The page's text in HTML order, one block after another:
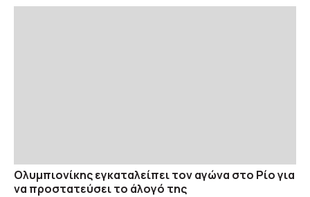
Ολυμπιονίκης εγκαταλείπει τον αγώνα στο Ρίο για
να προστατεύσει το άλογό της